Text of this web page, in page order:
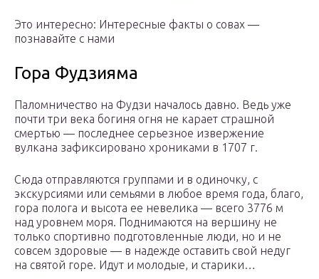
Это интересно: Интересные факты о совах —
познавайте с нами
Гора Фудзияма
Паломничество на Фудзи началось давно. Ведь уже
почти три века богиня огня не карает страшной
смертью — последнее серьезное извержение
вулкана зафиксировано хрониками в 1707 г.
Сюда отправляются группами и в одиночку, с
экскурсиями или семьями в любое время года, благо,
гора полога и высота ее невелика — всего 3776 м
над уровнем моря. Поднимаются на вершину не
только спортивно подготовленные люди, но и не
совсем здоровые — в надежде оставить свой недуг
на святой горе. Идут и молодые, и старики…